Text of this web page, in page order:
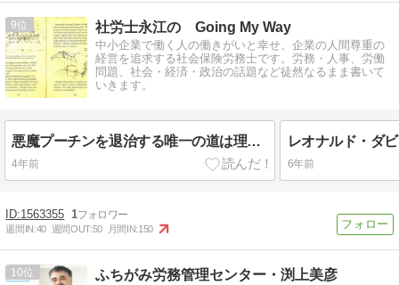
9 社労士永江の Going My Way
中小企業で働く人の働きがいと幸せ、企業の人間尊重の
経営を追求する社会保険労務士です。労務・人事、労働
問題、社会・経済・政治の話題など徒然なるまま書いて
いきます。
悪魔プーチンを退治する唯一の道は理性の声
4年前 6年前
1563355 1
週間IN:40 週間OUT:50 月間IN:150
10 ふちがみ労務管理センター・渕上美彦
【Tips】気になるブログをフォロー。
登録不要。更新を逃さずキャッチ！